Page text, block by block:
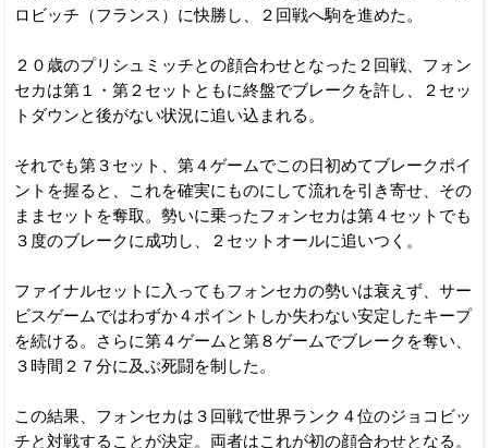
ロビッチ（フランス）に快勝し、２回戦へ駒を進めた。
２０歳のプリシュミッチとの顔合わせとなった２回戦、フォン
セカは第１・第２セットともに終盤でブレークを許し、２セッ
トダウンと後がない状況に追い込まれる。
それでも第３セット、第４ゲームでこの日初めてブレークポイ
ントを握ると、これを確実にものにして流れを引き寄せ、その
ままセットを奪取。勢いに乗ったフォンセカは第４セットでも
３度のブレークに成功し、２セットオールに追いつく。
ファイナルセットに入ってもフォンセカの勢いは衰えず、サー
ビスゲームではわずか４ポイントしか失わない安定したキープ
を続ける。さらに第４ゲームと第８ゲームでブレークを奪い、
３時間２７分に及ぶ死闘を制した。
この結果、フォンセカは３回戦で世界ランク４位のジョコビッ
チと対戦することが決定。両者はこれが初の顔合わせとなる。